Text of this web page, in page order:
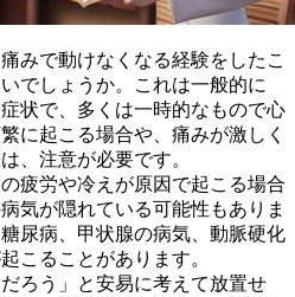
みで動けなくなる経験をしたこ
でしょうか。これは一般的に
状で、多くは一時的なもので心
に起こる場合や、痛みが激しく
、注意が必要です。
疲労や冷えが原因で起こる場合
気が隠れている可能性もありま
尿病、甲状腺の病気、動脈硬化
こる ことがあります。
ろう」と安易に考えて放置せ